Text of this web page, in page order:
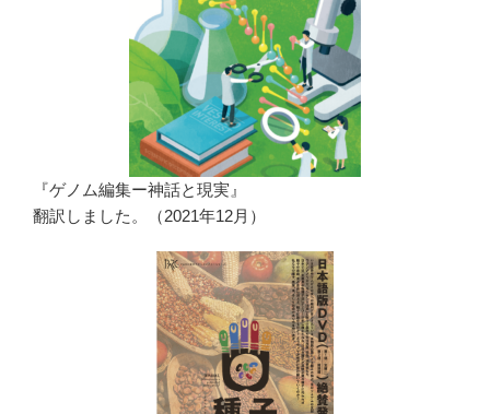
『ゲノム編集ー神話と現実』
翻訳しました。（2021年12月）